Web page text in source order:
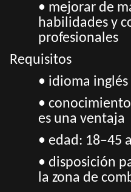
• mejorar de
habilidades y
profesionales
Requisitos
• idioma inglés
•
es una ventaja
• еdad: 18–45
• disposición
la zona de